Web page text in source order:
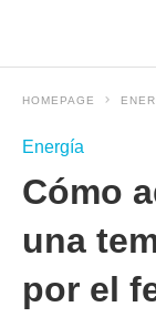
HOMEPAGE
Energía
Cómo
una
por el